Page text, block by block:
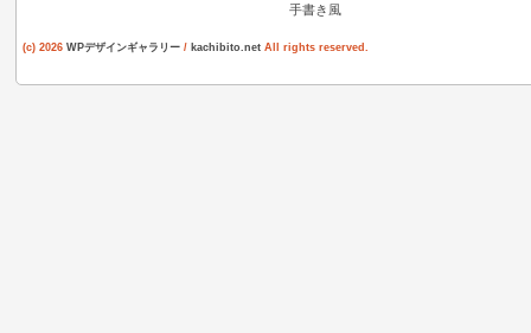
手書き風
(c) 2026 WPデザインギャラリー / kachibito.net All rights reserved.